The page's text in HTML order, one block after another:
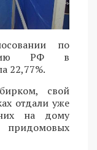
по
РФ в
22,77%.
свой
отдали уже
на дому